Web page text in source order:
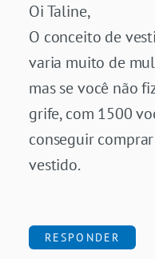
Oi Taline,
O conceito de
varia muito de
mas se você não
grife, com 1500
conseguir
vestido.
RESPONDER